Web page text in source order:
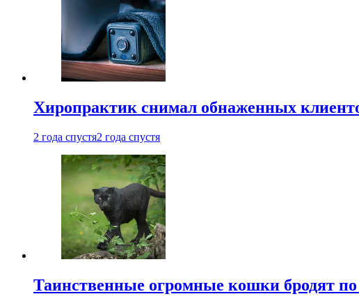
Хиропрактик снимал обнаженных
2 года спустя2 года спустя
Таинственные огромные кошки бродят